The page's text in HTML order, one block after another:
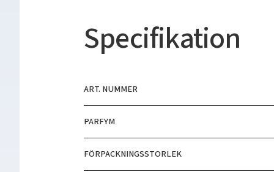
Specifikation
ART. NUMMER
PARFYM
FÖRPACKNINGSSTORLEK